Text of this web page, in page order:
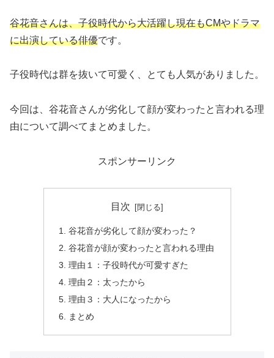
谷花音さんは、子役時代から大活躍し現在もCMやドラマ
に出演している俳優です。
子役時代は群を抜いて可愛く、とても人気がありました。
今回は、谷花音さんが劣化して顔が変わったと言われる理
由について調べてまとめました。
スポンサーリンク
目次
谷花音が劣化して顔が変わった？
谷花音が顔が変わったと言われる理由
理由１：子役時代が可愛すぎた
理由２：太ったから
理由３：大人になったから
まとめ